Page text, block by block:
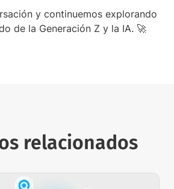
y continuemos explorando
de la Generación Z y la IA. 🚀
relacionados